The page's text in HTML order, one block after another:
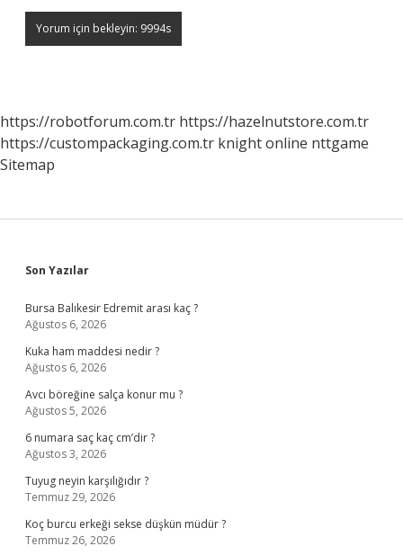
https://robotforum.com.tr https://hazelnutstore.com.tr
https://custompackaging.com.tr knight online nttgame
Sitemap
Sidebar
Son Yazılar
Bursa Balıkesir Edremit arası kaç ?
Ağustos 6, 2026
Kuka ham maddesi nedir ?
Ağustos 6, 2026
Avcı böreğine salça konur mu ?
Ağustos 5, 2026
6 numara saç kaç cm’dir ?
Ağustos 3, 2026
Tuyug neyin karşılığıdır ?
Temmuz 29, 2026
Koç burcu erkeği sekse düşkün müdür ?
Temmuz 26, 2026